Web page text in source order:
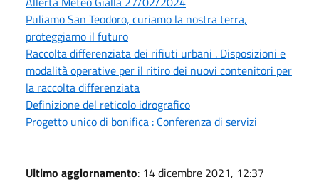
Puliamo San Teodoro, curiamo la nostra terra,
proteggiamo il futuro
Raccolta differenziata dei rifiuti urbani . Disposizioni e
modalità operative per il ritiro dei nuovi contenitori per
la raccolta differenziata
Definizione del reticolo idrografico
Progetto unico di bonifica : Conferenza di servizi
Ultimo aggiornamento: 14 dicembre 2021, 12:37